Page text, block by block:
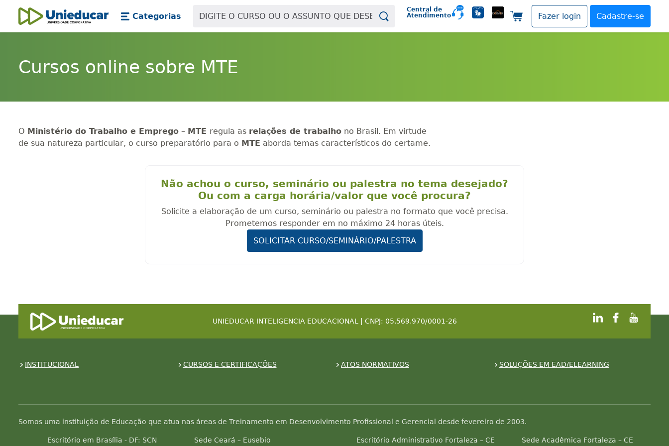
Skip main navigation
Skip to main content
Unieducar
Categorias
Central de
Atendimento
Carrinho de compras
Fazer login Cadastre-se
Cursos online sobre MTE
O Ministério do Trabalho e Emprego – MTE regula as relações de trabalho no Brasil. Em virtude
de sua natureza particular, o curso preparatório para o MTE aborda temas característicos do certame.
Não achou o curso, seminário ou palestra no tema desejado?
Ou com a carga horária/valor que você procura?
Solicite a elaboração de um curso, seminário ou palestra no formato que você precisa.
Prometemos responder em no máximo 24 horas úteis.
SOLICITAR CURSO/SEMINÁRIO/PALESTRA
UNIEDUCAR INTELIGENCIA EDUCACIONAL | CNPJ: 05.569.970/0001-26
INSTITUCIONAL CURSOS E CERTIFICAÇÕES ATOS NORMATIVOS SOLUÇÕES EM EAD/ELEARNING
Somos uma instituição de Educação que atua nas áreas de Treinamento em Desenvolvimento Profissional e Gerencial desde fevereiro de 2003.
Escritório em Brasília - DF: SCN Sede Ceará – Eusebio Escritório Administrativo Fortaleza – CE Sede Acadêmica Fortaleza – CE